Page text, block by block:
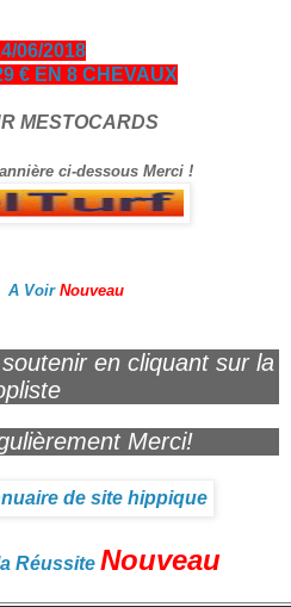
06/2018
€ EN 8 CHEVAUX
MESTOCARDS
ci-dessous Merci !
A Voir Nouveau
en cliquant sur la
Merci!
Réussite Nouveau